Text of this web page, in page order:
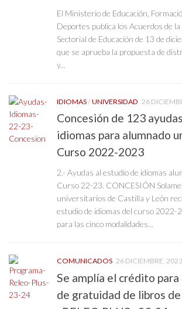
El Ministerio de Educación,
Deportes publica los Acuerdos de
Sectorial de Educación de 13 de
que se aprueba la propuesta de
y...
IDIOMAS/UNIVERSIDAD 26
Concesión de 123
idiomas para alumnado
Curso 2022-2023
2.- Ayudas al estudio de idiomas
Curso 22-23. CONCESIÓN
universitarios de Castilla y León
estudio de idiomas del curso 2022-
para las cinco modalidades...
COMUNICADOS 26 DICIEMBRE, 2023
Se amplía el crédito
de gratuidad de libros